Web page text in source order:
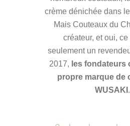
crème dénichée dans
Mais Couteaux du
créateur, et oui, ce
seulement un
2017, les fondateurs
propre marque de
WUSAKI .